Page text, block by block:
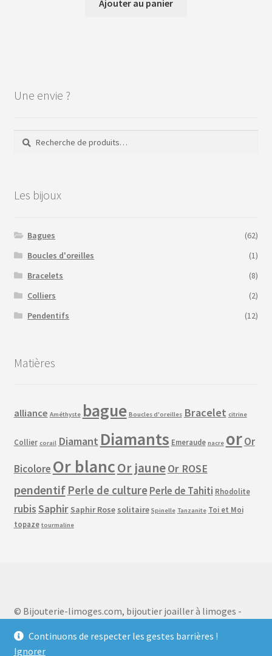
Continuons de respecter les gestes barrières !
Ignorer
Ajouter au panier
Une envie ?
Recherche
pour :
Recherche
Les bijoux
Bagues
(62)
Boucles d'oreilles
(1)
Bracelets
(8)
Colliers
(2)
Pendentifs
(12)
Matières
alliance Améthyste bague Boucles d'oreilles Bracelet citrine
Collier corail Diamant Diamants Emeraude nacre orOr
Bicolore Or blancOr jauneOr ROSE
pendentif Perle de culturePerle de Tahiti Rhodolite
rubisSaphir Saphir Rose solitaire Spinelle Tanzanite Toi et Moi
topaze tourmaline
© Bijouterie-limoges.com, bijoutier joailler à limoges -
Politique de confidentialité
Built with WooCommerce